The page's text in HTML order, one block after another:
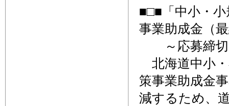
■□■「中小・
事業助成金（
～応募締切
北海道中小・
策事業助成金
減するため、